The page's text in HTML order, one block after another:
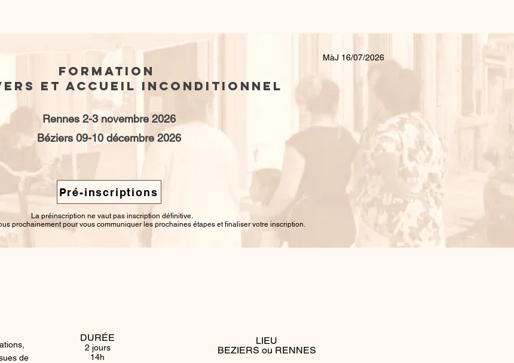
MàJ 16/07/2026
Formation
et accueil inconditionnel
Rennes 2-3 novembre 2026
Béziers 09-10 décembre 2026
Pré-inscriptions
La préinscription ne vaut pas inscription définitive.
prochainement pour vous communiquer les prochaines étapes et finaliser votre inscription.
DURÉE
2 jours
14h
de
LIEU
BEZIERS ou RENNES